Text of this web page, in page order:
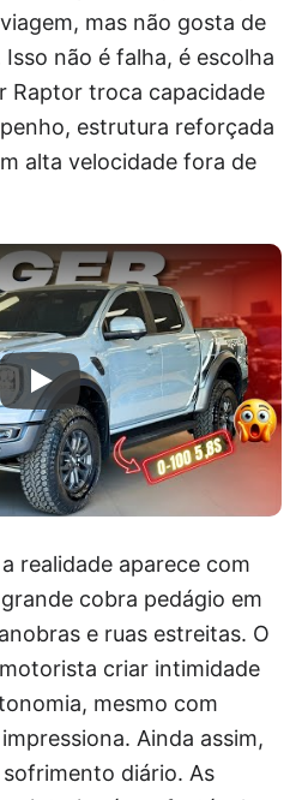
mas não gosta de
não é falha, é escolha
Raptor troca capacidade
estrutura reforçada
alta velocidade fora de
realidade aparece com
cobra pedágio em
e ruas estreitas. O
criar intimidade
mesmo com
Ainda assim,
diário. As